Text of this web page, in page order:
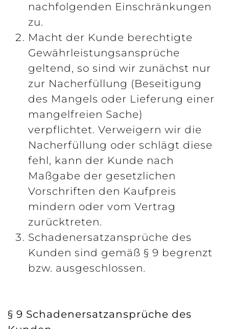
nachfolgenden Einschränkungen
zu.
Macht der Kunde berechtigte
Gewährleistungsansprüche
geltend, so sind wir zunächst nur
zur Nacherfüllung (Beseitigung
des Mangels oder Lieferung einer
mangelfreien Sache)
verpflichtet. Verweigern wir die
Nacherfüllung oder schlägt diese
fehl, kann der Kunde nach
Maßgabe der gesetzlichen
Vorschriften den Kaufpreis
mindern oder vom Vertrag
zurücktreten.
Schadenersatzansprüche des
Kunden sind gemäß § 9 begrenzt
bzw. ausgeschlossen.
§ 9 Schadenersatzansprüche des